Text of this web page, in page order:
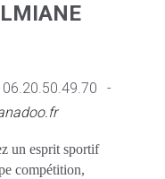
-
un esprit sportif
compétition,